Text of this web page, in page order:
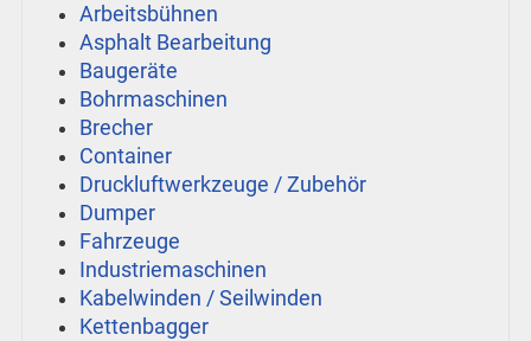
Arbeitsbühnen
Asphalt Bearbeitung
Baugeräte
Bohrmaschinen
Brecher
Container
Druckluftwerkzeuge / Zubehör
Dumper
Fahrzeuge
Industriemaschinen
Kabelwinden / Seilwinden
Kettenbagger